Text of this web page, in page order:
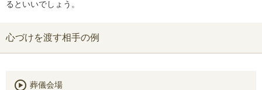
るといいでしょう。
心づけを渡す相手の例
葬儀会場